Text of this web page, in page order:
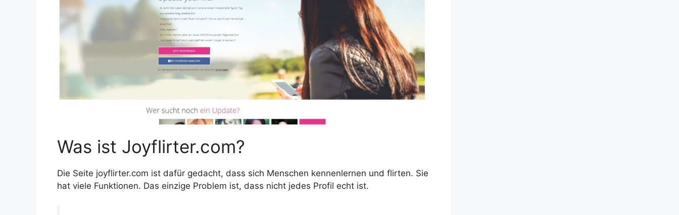
Was ist Joyflirter.com?
Die Seite joyflirter.com ist dafür gedacht, dass sich Menschen kennenlernen und flirten. Sie
hat viele Funktionen. Das einzige Problem ist, dass nicht jedes Profil echt ist.